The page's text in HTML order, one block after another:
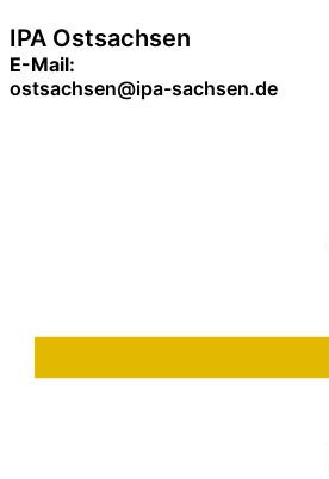
IPA Ostsachsen
E-Mail:
ostsachsen@ipa-sachsen.de